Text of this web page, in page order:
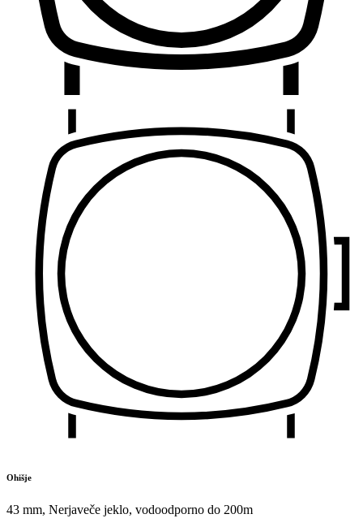
Ohišje
43 mm, Nerjaveče jeklo, vodoodporno do 200m